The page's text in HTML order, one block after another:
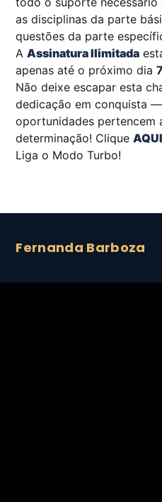
as disciplinas da parte
questões da parte
AAssinatura Ilimitada
apenas até o próximo dia
Não deixe escapar esta
dedicação em conquista
oportunidades pertencem
determinação! CliqueAQUI
Liga o Modo Turbo!
Fernanda Barboza